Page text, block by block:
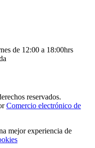
de 12:00 a 18:00hrs
reservados.
Comercio electrónico de
mejor experiencia de